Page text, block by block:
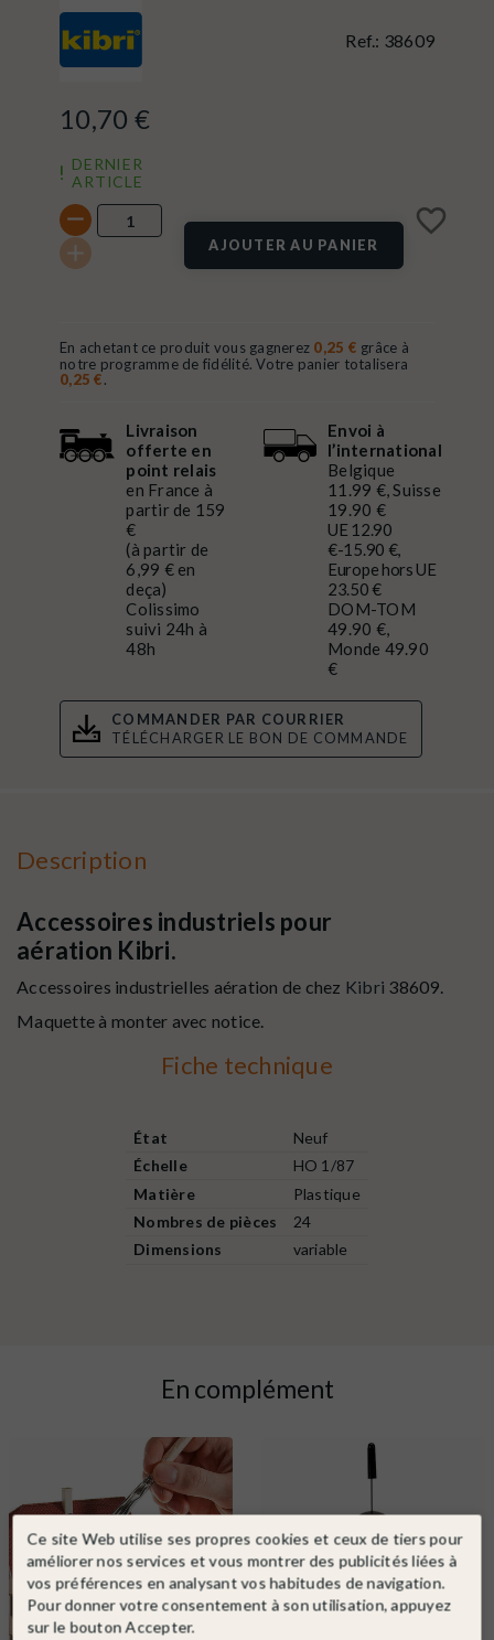
Ref.: 38609
10,70 €
DERNIER
ARTICLE
AJOUTER AU PANIER
favorite_border
En achetant ce produit vous gagnerez 0,25 € grâce à
notre programme de fidélité. Votre panier totalisera
0,25 €.
Livraison
offerte en
point relais
en France à
partir de 159
€
(à partir de
6,99 € en
deça)
Colissimo
suivi 24h à
48h
Envoi à
l’international
Belgique
11.99 €, Suisse
19.90 €
UE 12.90
€-15.90 €,
Europe hors UE
23.50 €
DOM-TOM
49.90 €,
Monde 49.90
€
COMMANDER PAR COURRIER
TÉLÉCHARGER LE BON DE COMMANDE
Description
Accessoires industriels pour
aération Kibri.
Accessoires industrielles aération de chez Kibri 38609.
Maquette à monter avec notice.
Fiche technique
État
Neuf
Échelle
HO 1/87
Matière
Plastique
Nombres de pièces
24
Dimensions
variable
En complément
Ce site Web utilise ses propres cookies et ceux de tiers pour
améliorer nos services et vous montrer des publicités liées à
vos préférences en analysant vos habitudes de navigation.
Pour donner votre consentement à son utilisation, appuyez
sur le bouton Accepter.